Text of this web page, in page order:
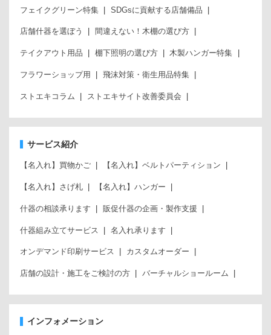
フェイクグリーン特集 SDGsに貢献する店舗備品
店舗什器を選ぼう 間違えない！木棚の選び方
テイクアウト用品 棚下照明の選び方 木製ハンガー特集
フラワーショップ用 飛沫対策・衛生用品特集
ストエキコラム ストエキサイト改善委員会
サービス紹介
【名入れ】買物かご 【名入れ】ベルトパーティション
【名入れ】さげ札 【名入れ】ハンガー
什器の相談承ります 販促什器の企画・製作支援
什器組み立てサービス 名入れ承ります
オンデマンド印刷サービス カスタムオーダー
店舗の設計・施工をご検討の方 バーチャルショールーム
インフォメーション